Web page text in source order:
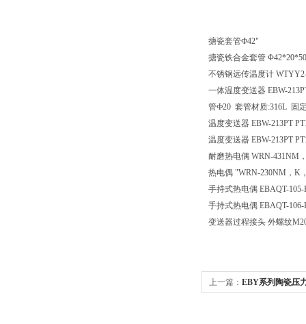
搪瓷套管Ф42"
搪瓷铁合金套管
不锈钢远传温度计
一体温度变送器 EBW-
管Ф20 套管材质:316L 固
温度变送器 EBW-213PT
温度变送器 EBW-213PT
耐磨热电偶 WRN-431NM
热电偶 "WRN-230NM，K
手持式热电偶 EBAQT-
手持式热电偶 EBAQT-
变送器过程接头 外螺纹
上一篇： EBY系列陶瓷压